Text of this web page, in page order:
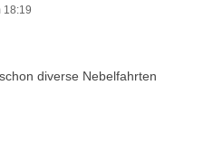
18:19
diverse Nebelfahrten